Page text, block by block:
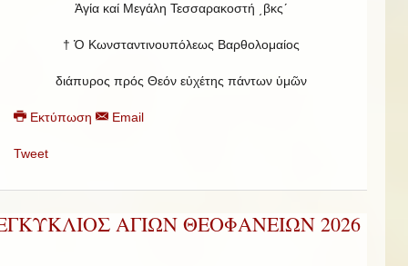
Ἁγία καί Μεγάλη Τεσσαρακοστή ͵βκςʹ
† Ὁ Κωνσταντινουπόλεως Βαρθολομαίος
διάπυρος πρός Θεόν εὐχέτης πάντων ὑμῶν
Εκτύπωση Email
Tweet
ΑΓΙΩΝ ΘΕΟΦΑΝΕΙΩΝ 2026